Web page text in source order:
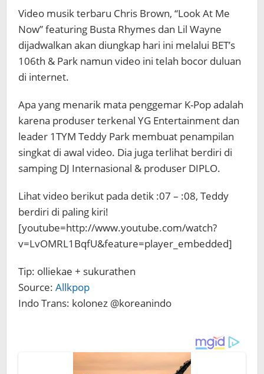
Video musik terbaru Chris Brown, “Look At Me
Now” featuring Busta Rhymes dan Lil Wayne
dijadwalkan akan diungkap hari ini melalui BET’s
106th & Park namun video ini telah bocor duluan
di internet.
Apa yang menarik mata penggemar K-Pop adalah
karena produser terkenal YG Entertainment dan
leader 1TYM Teddy Park membuat penampilan
singkat di awal video. Dia juga terlihat berdiri di
samping DJ Internasional & produser DIPLO.
Lihat video berikut pada detik :07 – :08, Teddy
berdiri di paling kiri!
[youtube=http://www.youtube.com/watch?
v=LvOMRL1BqfU&feature=player_embedded]
Tip: olliekae + sukurathen
Source: Allkpop
Indo Trans: kolonez @koreanindo